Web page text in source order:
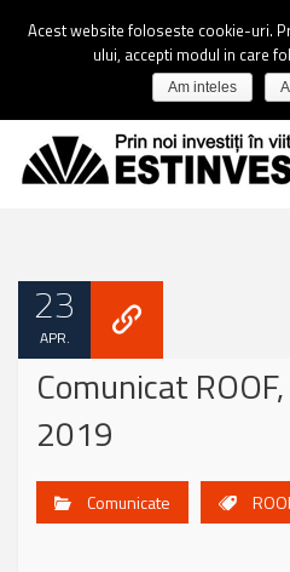
23
APR.
Comunicat
2019
Comunicate
Acest website foloseste cookie-uri.
ului, accepti modul in care
Am inteles